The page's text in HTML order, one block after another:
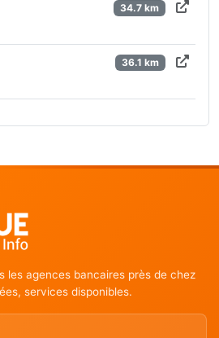
34.7 km
36.1 km
les agences bancaires près de chez
services disponibles.